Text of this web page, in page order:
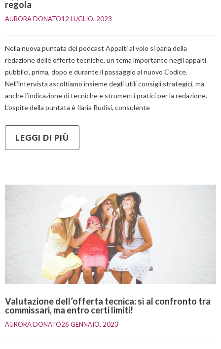
regola
AURORA DONATO12 LUGLIO, 2023
Nella nuova puntata del podcast Appalti al volo si parla della
redazione delle offerte tecniche, un tema importante negli appalti
pubblici, prima, dopo e durante il passaggio al nuovo Codice.
Nell’intervista ascoltiamo insieme degli utili consigli strategici, ma
anche l’indicazione di tecniche e strumenti pratici per la redazione.
L’ospite della puntata è Ilaria Rudisi, consulente
LEGGI DI PIÙ
Valutazione dell’offerta tecnica: sì al confronto tra
commissari, ma entro certi limiti!
AURORA DONATO26 GENNAIO, 2023